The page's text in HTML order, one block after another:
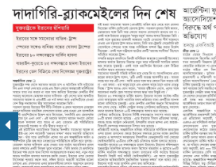
বিজ্ঞাপন মূল্য তালিকা
পুরোনো সাইট